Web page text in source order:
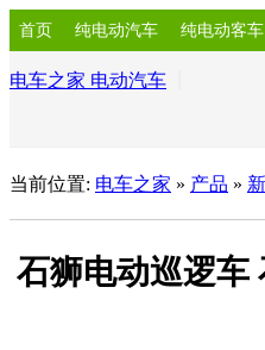
首页 纯电动汽车 纯电动客车
电车之家 电动汽车
当前位置: 电车之家 » 产品 »
石狮电动巡逻车